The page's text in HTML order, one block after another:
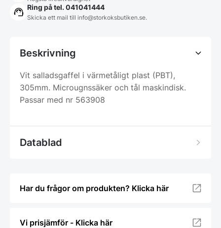
Ring på tel. 041041444
Skicka ett mail till info@storkoksbutiken.se.
Beskrivning
Vit salladsgaffel i värmetåligt plast (PBT),
305mm. Microugnssäker och tål maskindisk.
Passar med nr 563908
Datablad
Har du frågor om produkten? Klicka här
Vi prisjämför - Klicka här